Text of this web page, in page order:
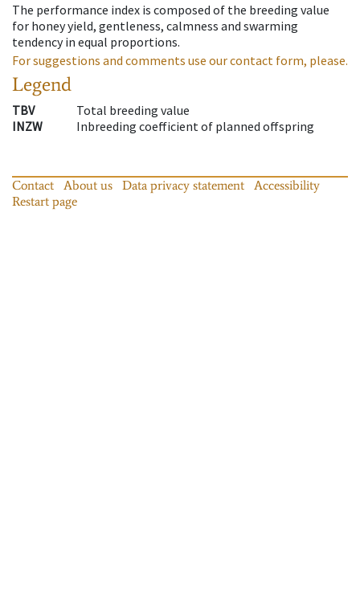
The performance index is composed of the breeding value
for honey yield, gentleness, calmness and swarming
tendency in equal proportions.
For suggestions and comments use our contact form, please.
Legend
TBV
Total breeding value
INZW
Inbreeding coefficient of planned offspring
Contact About us Data privacy statement
Accessibility
Restart page